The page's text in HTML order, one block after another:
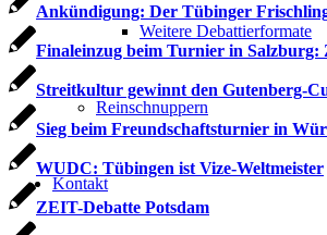
Weitere Debattierformate
Reinschnuppern
Kontakt
Ankündigung: Der Tübinger
Finaleinzug beim Turnier in
Streitkultur gewinnt den Gutenberg-
Sieg beim Freundschaftsturnier in
WUDC: Tübingen ist Vize-Weltmeister
ZEIT-Debatte Potsdam